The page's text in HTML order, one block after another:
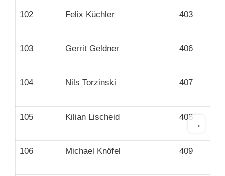
102 Felix Küchler 403
103 Gerrit Geldner 406
104 Nils Torzinski 407
105 Kilian Lischeid 408
106 Michael Knöfel 409
→